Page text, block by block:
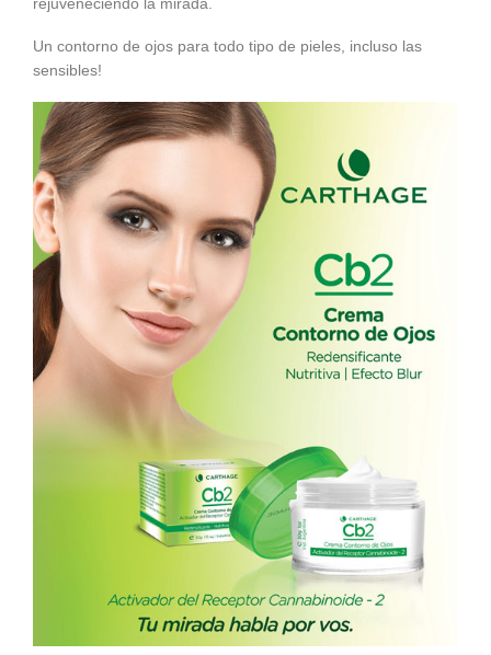
Un contorno de ojos para todo tipo de pieles, incluso las
sensibles!